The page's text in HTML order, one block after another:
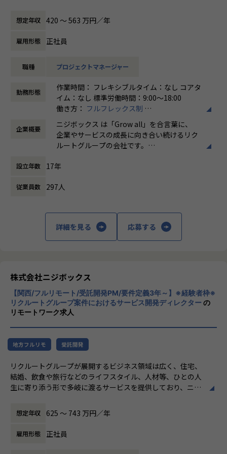
ができる体制が整っています。
ナレッジ向上施策として、動画、書籍等の学習教材の購入や
カンファレンス参加を会社負担でサポート。
さらに、業界の牽引者をメンターとして招いた講習など、ト
す。
★ニジボックスでのワークスタイルが分かる、ブログ記事も
ご参照ください
メンバーや社内の雰囲気、自由に学べてスキルアップできる
環境を感じていただけたら
嬉しいです！
・【社員インタビュー】Wantedly...https://www.wantedly.c
・【メンバー執筆】Qiita...https://qiita.com/organization
・【オフィシャルブログ】…https://nijibox.jp/blog/
【業務の変更の範囲】
ットペッパー、じゃらん、リクナビなどの国内最大級のメデ
ィアの開発ディレクションに従事する、開発ディレクターを
募集しています。
リクルートグループのプロダクト開発ディレクションをお任
事業、ユーザー部門の担当者、プランナーと協業し、以下の
業務を担当いただきます。
＜企画・要件定義フェーズ＞
プロジェクトのQCDに責任を持ち、開発プロジェクトを推進
いただきます。
の整理
- エンジニアへの仕様説明
- ユーザーに向けてのコミュニケーション設計
- リリース後の様々なリスクへの対応計画
現場ではただ指示された業務を行うのではなく、プロジェク
トの目的をふまえKPIを達成するためにどのような施策を行
うべきか？施策を実施することで本当にKPIが達成できるの
か？といった、プロジェクトの上流からリリース後の効果測
て業務を経験することは、個人として今後のキャリアアップ
共有会や勉強会を通じてさらにスキルアップをしていくこと
ができる体制が整っています。
カンファレンス参加を会社負担でサポート。
さらに、業界の牽引者をメンターとして招いた講習など、ト
レンドのキャッチアップを見据えた取り組みも行なっていま
想定年収 420 〜 563 万円／年
雇用形態 正社員
職種 プロジェクトマネージャー
勤務形態
作業時間： フレキシブルタイム：なし コアタ
イム：なし 標準労働時間：9:00〜18:00
働き方： フルフレックス制
時間外労働の有無： 有（月平均5時間～10時
間）
休憩時間： 60分
企業概要
ニジボックス は「Grow all」を合言葉に、
企業やサービスの成長に向き合い続けるリク
ルートグループの会社です。
ングなどを通じて、お客様のビジネスに伴走
私たちはこの言葉を企業のVisionとしていま
す。
とらえること。
期待を大きく超える新たな価値を共に創り出
すこと。皆さまがサービスの成長を志したと
きに、
真っ先にニジボックスを思い浮かべていただ
けることを目指しています。
設立年数 17年
従業員数 297人
詳細を見る 応募する
株式会社ニジボックス
【関西/フルリモート/受託開発PM/要件定義3年～】※経験者枠※
リクルートグループ案件におけるサービス開発ディレクターの
リモートワーク求人
地方フルリモ 受託開発
リクルートグループが展開するビジネス領域は広く、住宅、
結婚、飲食や旅行などのライフスタイル、人材等、ひとの人
生に寄り添う形で多岐に渡るサービスを提供しており、ニジ
ットペッパー、じゃらん、リクナビなどの国内最大級のメデ
ィアの開発ディレクションに従事する、開発ディレクターを
募集しています。
想定年収 625 〜 743 万円／年
雇用形態 正社員